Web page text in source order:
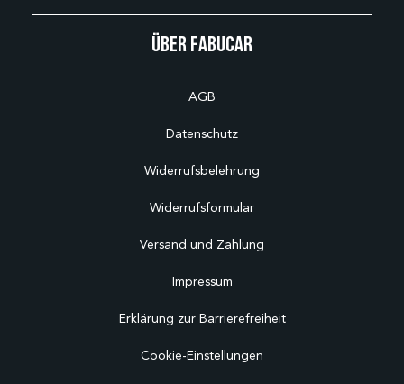
Über Fabucar
AGB
Datenschutz
Widerrufsbelehrung
Widerrufsformular
Versand und Zahlung
Impressum
Erklärung zur Barrierefreiheit
Cookie-Einstellungen